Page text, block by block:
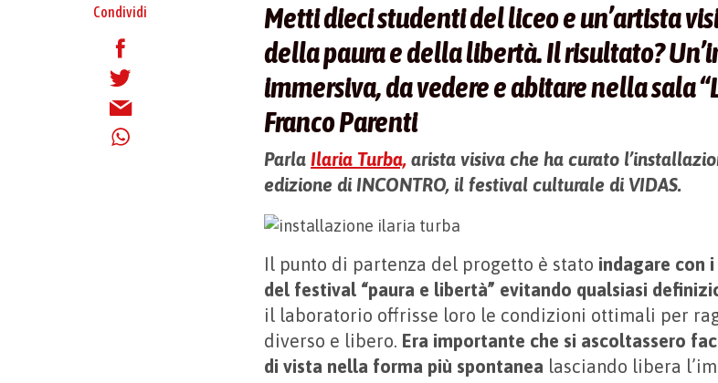
Condividi
Metti dieci studenti del liceo e un’artista
della paura e della libertà. Il risultato?
immersiva, da vedere e abitare nella sala
Franco Parenti
ParlaIlaria Turba, arista visiva che ha curato
edizione di INCONTRO, il festival culturale di VIDAS.
Il punto di partenza del progetto è stato indagare con
del festival “paura e libertà” evitando qualsiasi
il laboratorio offrisse loro le condizioni ottimali per
diverso e libero. Era importante che si ascoltas­sero
di vista nella forma più spontanea lasciando libera